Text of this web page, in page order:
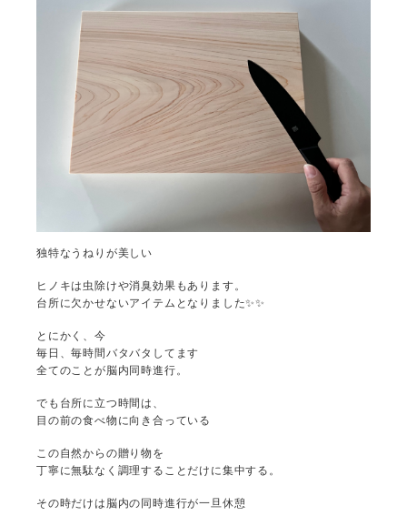
独特なうねりが美しい
ヒノキは虫除けや消臭効果もあります。
台所に欠かせないアイテムとなりました✨✨
とにかく、今
毎日、毎時間バタバタしてます
全てのことが脳内同時進行。
でも台所に立つ時間は、
目の前の食べ物に向き合っている
この自然からの贈り物を
丁寧に無駄なく調理することだけに集中する。
その時だけは脳内の同時進行が一旦休憩